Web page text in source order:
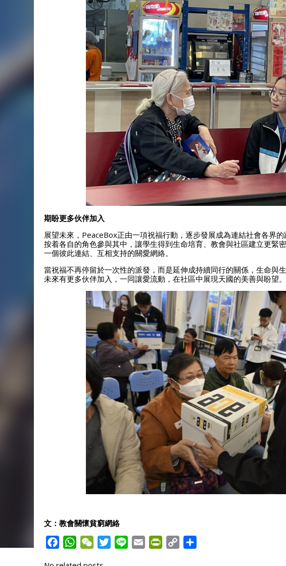
期盼更多伙伴加入
展望未來，PeaceBox正由一項祝福行動，逐步發展成為連結社會各界
按着各自的角色參與其中，讓學生得到生命培育、教會與社區建立更緊
一個彼此連結、互相支持的關愛網絡。
當祝福不再停留於一次性的派發，而是延伸成持續同行的關係，生命與
未來有更多伙伴加入，一同讓愛流動，在社區中展現天國的美善與盼望。
文：教會關懷貧窮網絡
W
W